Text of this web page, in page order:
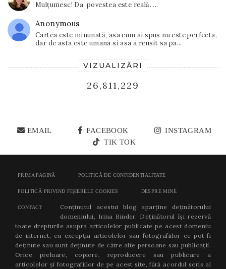
Mulțumesc! Da, povestea este reală. ...
Anonymous
Cartea este minunată, asa cum ai spus nu este perfecta,
dar de asta este umana si asa a reusit sa pa...
VIZUALIZĂRI
26,811,229
EMAIL FACEBOOK
INSTAGRAM
TIK TOK
PRIMA PAGINĂ POLITICĂ DE CONFIDENȚIALITATE
POLITICĂ PRIVIND FIȘIERELE COOKIES DESPRE MINE
CONTACT
Conținutul acestui blog aparține deținătorului
domeniului, Irina Binder. Deținătorul își rezervă
toate drepturile asupra articolelor publicate pe acest domeniu
de internet, cu excepția articolelor sau fotografiilor ce pot fi
deținute sau sunt deținute de către alte persoane sau publicații.
Orice preluare, copiere, reproducere sau publicare a
articolelor și fotografiilor de pe acest site, fără acordul scris al